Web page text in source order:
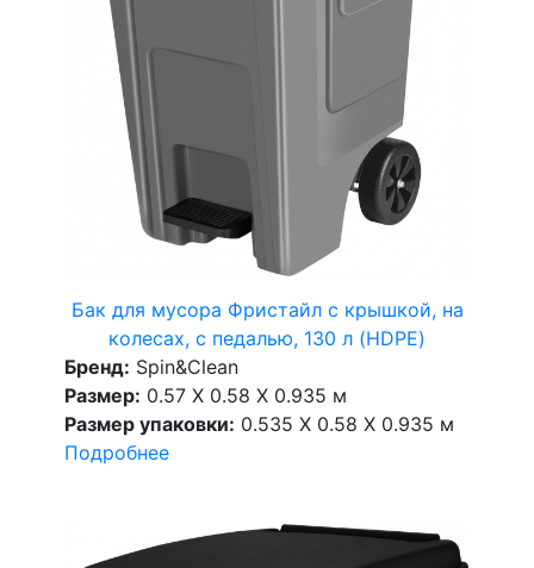
Бак для мусора Фристайл с крышкой, на
колесах, с педалью, 130 л (HDPE)
Бренд: Spin&Clean
Размер: 0.57 X 0.58 X 0.935 м
Размер упаковки: 0.535 X 0.58 X 0.935 м
Подробнее